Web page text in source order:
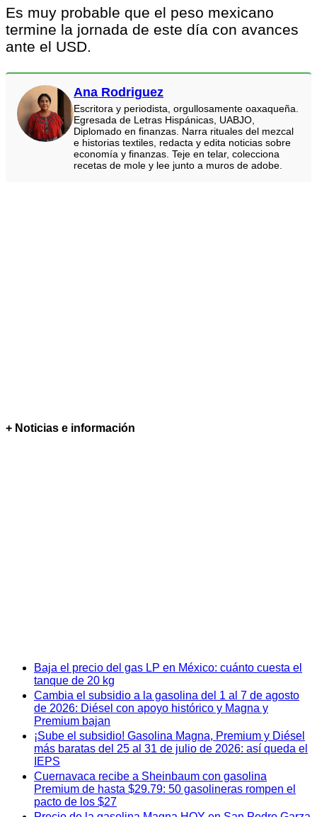
Es muy probable que el peso mexicano
termine la jornada de este día con avances
ante el USD.
Ana Rodriguez
Escritora y periodista, orgullosamente oaxaqueña.
Egresada de Letras Hispánicas, UABJO,
Diplomado en finanzas. Narra rituales del mezcal
e historias textiles, redacta y edita noticias sobre
economía y finanzas. Teje en telar, colecciona
recetas de mole y lee junto a muros de adobe.
+ Noticias e información
Baja el precio del gas LP en México: cuánto cuesta el
tanque de 20 kg
Cambia el subsidio a la gasolina del 1 al 7 de agosto
de 2026: Diésel con apoyo histórico y Magna y
Premium bajan
¡Sube el subsidio! Gasolina Magna, Premium y Diésel
más baratas del 25 al 31 de julio de 2026: así queda el
IEPS
Cuernavaca recibe a Sheinbaum con gasolina
Premium de hasta $29.79: 50 gasolineras rompen el
pacto de los $27